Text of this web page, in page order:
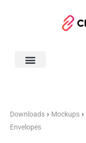
Downloads › Mockups ›
Envelopes